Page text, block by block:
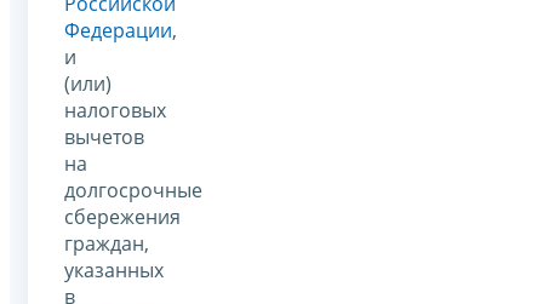
Федерации,
и
(или)
налоговых
вычетов
на
долгосрочные
сбережения
граждан,
указанных
в